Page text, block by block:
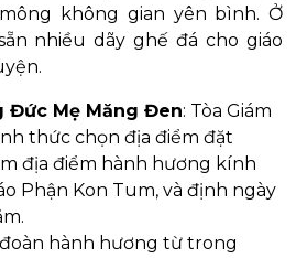
không gian yên bình. Ở
nhiều dãy ghế đá cho giáo
Đức Mẹ Măng Đen: Tòa Giám
thức chọn địa điểm đặt
địa điểm hành hương kính
Phận Kon Tum, và định ngày
hành hương từ trong